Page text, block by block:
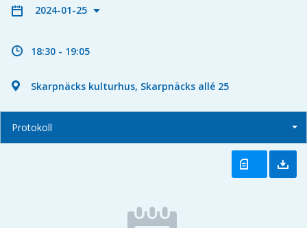
2024-01-25
18:30 - 19:05
Skarpnäcks kulturhus, Skarpnäcks allé 25
Protokoll